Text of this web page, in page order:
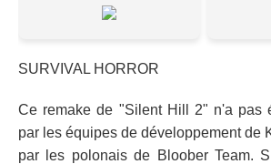
SURVIVAL HORROR
Ce remake de "Silent Hill 2" n'a pas
par les équipes de développement de
par les polonais de Bloober Team.